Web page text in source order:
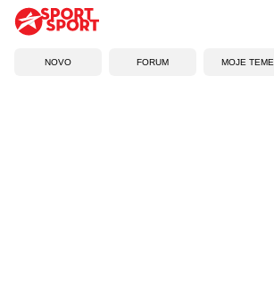
NOVO FORUM MOJE TEME